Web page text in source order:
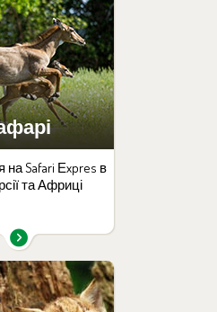
на Safari Еxpres в
та Африці